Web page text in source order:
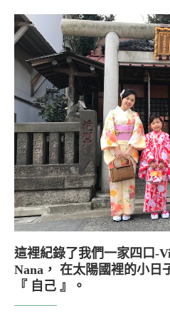
這裡紀錄了我們一家四口-
Nana， 在太陽國裡的小日
『 自己 』。